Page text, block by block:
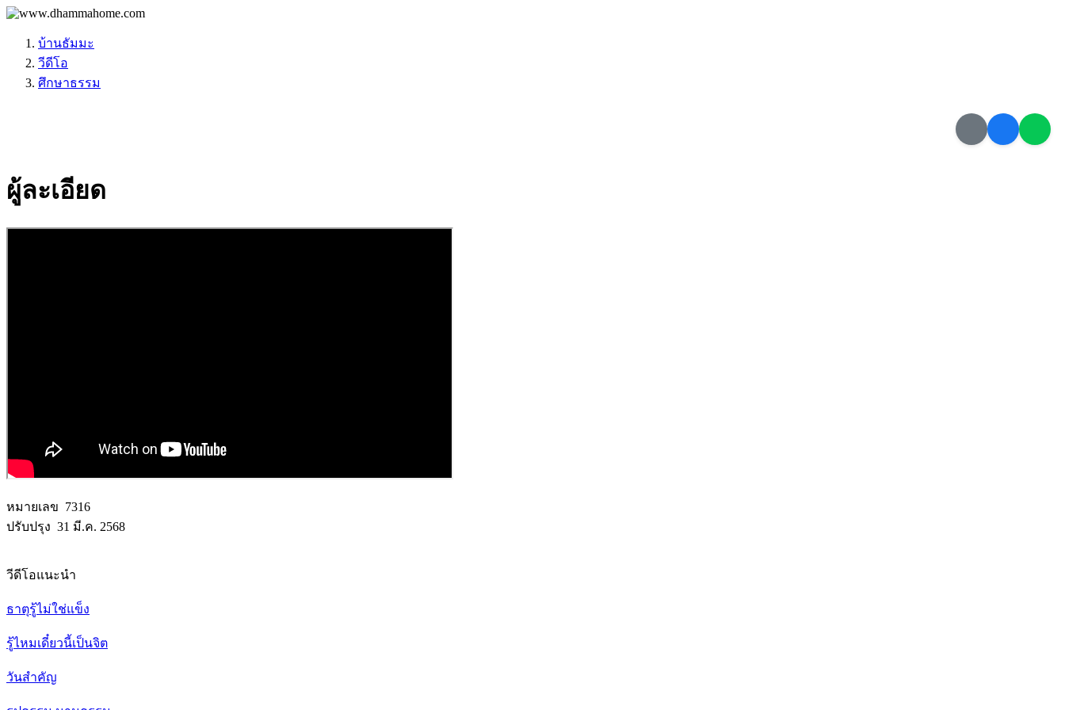
บ้านธัมมะ
วีดีโอ
ศึกษา​ธรรม
ผู้ละเอียด
หมายเลข 7316
ปรับปรุง 31 มี.ค. 2568
วีดีโอแนะนำ
ธาตุรู้ไม่ใช่แข็ง
รู้ไหมเดี๋ยวนี้เป็นจิต
วันสำคัญ